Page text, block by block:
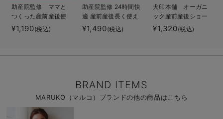
助産院監修 ママと
つくった産前産後使
えるローライズマタ
ニティショーツ
¥1,190(税込)
助産院監修 24時間快
適 産前産後長く使え
るマタニティショー
¥1,490(税込)
犬印本舗 オーガニ
ック産前産後ショー
ツ（3分丈・5分丈）
¥1,320(税込)
BRAND ITEMS
MARUKO（マルコ）ブランドの他の商品はこちら